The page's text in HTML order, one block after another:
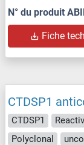
N° du produit
Fiche
CTDSP1
CTDSP1
Polyclonal